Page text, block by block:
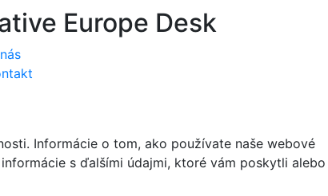
Europe Desk
Informácie o tom, ako používate naše webové
s ďalšími údajmi, ktoré vám poskytli alebo